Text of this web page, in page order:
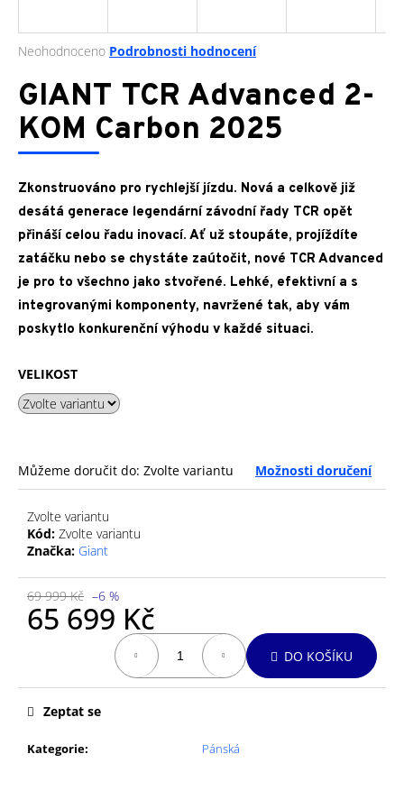
Průměrné
produktu
je
0,0
z
5
Neohodnoceno Podrobnosti hodnocení
GIANT TCR Advanced 2-
KOM Carbon 2025
Zkonstruováno pro rychlejší jízdu. Nová a celkově již
desátá generace legendární závodní řady TCR opět
přináší celou řadu inovací. Ať už stoupáte, projíždíte
zatáčku nebo se chystáte zaútočit, nové TCR Advanced
je pro to všechno jako stvořené. Lehké, efektivní a s
integrovanými komponenty, navržené tak, aby vám
poskytlo konkurenční výhodu v každé situaci.
VELIKOST
Můžeme doručit do: Zvolte variantu Možnosti doručení
Zvolte variantu
Kód: Zvolte variantu
Značka: Giant
69 999 Kč –6 %
65 699 Kč
DO KOŠÍKU
Kategorie: Pánská
Zeptat se
j
t
?
HLEDAT
D
o
p
r
u
č
e
m
e
GU
ENERGY
GEL
32G
CHOCOLATE
OUTRAGE